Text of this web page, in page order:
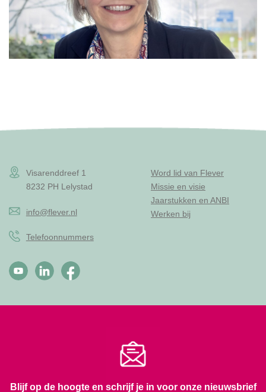
Visarenddreef 1
8232 PH Lelystad
info@flever.nl
Telefoonnummers
Word lid van Flever
Missie en visie
Jaarstukken en ANBI
Werken bij
Blijf op de hoogte en schrijf je in voor onze nieuwsbrief